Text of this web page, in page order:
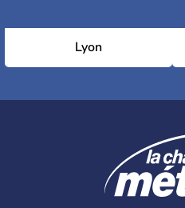
Lyon